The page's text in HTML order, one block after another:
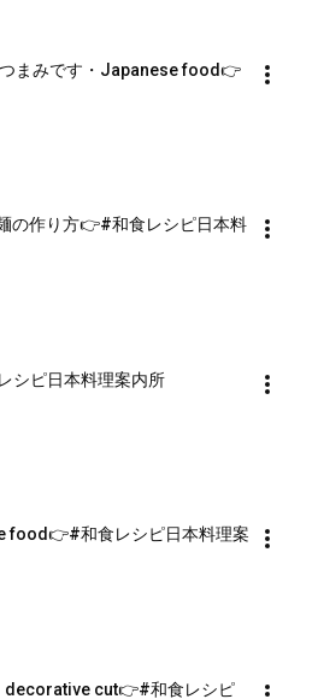
つまみです・Japanese food👉
の作り方👉#和食レシピ日本料
シピ日本料理案内所
food👉#和食レシピ日本料理案
decorative cut👉#和食レシピ